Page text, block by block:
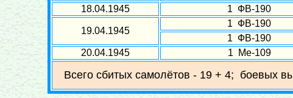
18.04.1945
1 ФВ-190
19.04.1945
1 ФВ-190
1 ФВ-190
20.04.1945
1 Ме-109
Всего сбитых самолётов - 19 + 4; боевых